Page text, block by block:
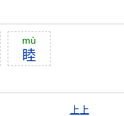
mù
睦
上上